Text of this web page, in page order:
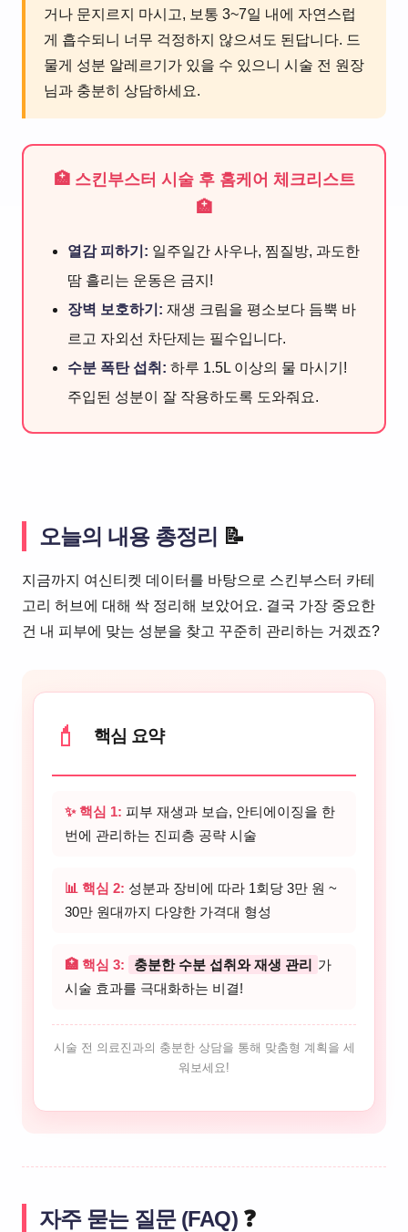
거나 문지르지 마시고, 보통 3~7일 내에 자연스럽
게 흡수되니 너무 걱정하지 않으셔도 된답니다. 드
물게 성분 알레르기가 있을 수 있으니 시술 전 원장
님과 충분히 상담하세요.
🏥 스킨부스터 시술 후 홈케어 체크리스트
🏥
열감 피하기: 일주일간 사우나, 찜질방, 과도한
땀 흘리는 운동은 금지!
장벽 보호하기: 재생 크림을 평소보다 듬뿍 바
르고 자외선 차단제는 필수입니다.
수분 폭탄 섭취: 하루 1.5L 이상의 물 마시기!
주입된 성분이 잘 작용하도록 도와줘요.
오늘의 내용 총정리 📝
지금까지 여신티켓 데이터를 바탕으로 스킨부스터 카테
고리 허브에 대해 싹 정리해 보았어요. 결국 가장 중요한
건 내 피부에 맞는 성분을 찾고 꾸준히 관리하는 거겠죠?
💄 핵심 요약
✨ 핵심 1: 피부 재생과 보습, 안티에이징을 한
번에 관리하는 진피층 공략 시술
📊 핵심 2: 성분과 장비에 따라 1회당 3만 원 ~
30만 원대까지 다양한 가격대 형성
🏥 핵심 3: 충분한 수분 섭취와 재생 관리 가
시술 효과를 극대화하는 비결!
시술 전 의료진과의 충분한 상담을 통해 맞춤형 계획을 세
워보세요!
자주 묻는 질문 (FAQ)❓